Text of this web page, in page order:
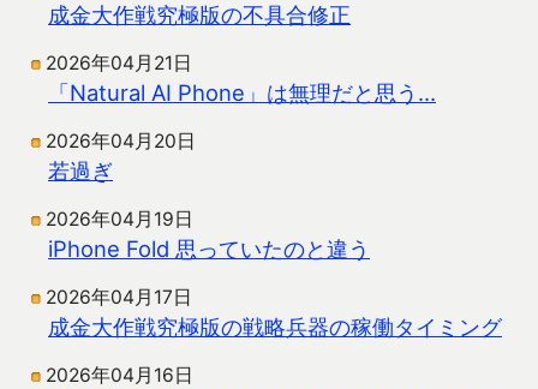
成金大作戦究極版の不具合修正
2026年04月21日
「Natural AI Phone」は無理だと思う…
2026年04月20日
若過ぎ
2026年04月19日
iPhone Fold 思っていたのと違う
2026年04月17日
成金大作戦究極版の戦略兵器の稼働タイミング
2026年04月16日